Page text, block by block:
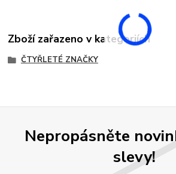
Zboží zařazeno v kategoriích
ČTYŘLETÉ ZNAČKY
Nepropásněte
slevy!